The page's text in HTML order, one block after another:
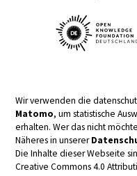
Wir verwenden die
Matomo, um statistische
erhalten. Wer das nicht
Näheres in unserer
Die Inhalte dieser Webseite
Creative Commons 4.0